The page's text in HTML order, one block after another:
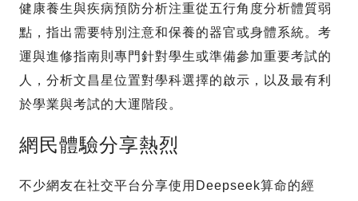
健康養生與疾病預防分析注重從五行角度分析體質弱
點，指出需要特別注意和保養的器官或身體系統。考
運與進修指南則專門針對學生或準備參加重要考試的
人，分析文昌星位置對學科選擇的啟示，以及最有利
於學業與考試的大運階段。
網民體驗分享熱烈
不少網友在社交平台分享使用Deepseek算命的經